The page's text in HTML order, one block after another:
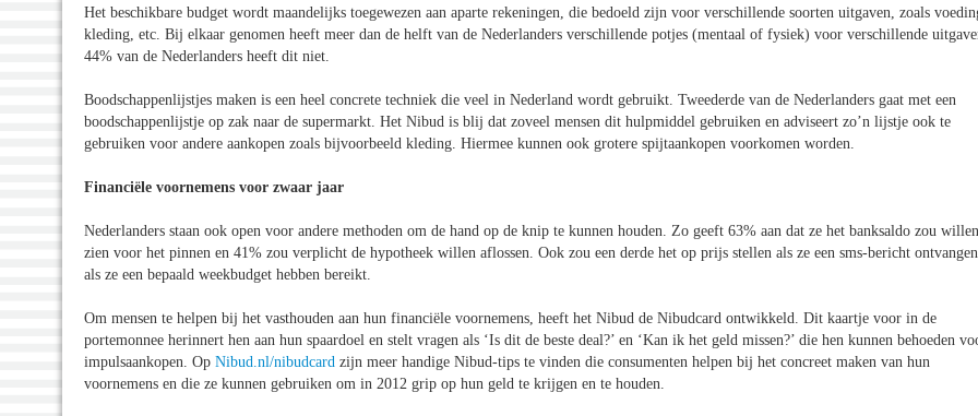
Het beschikbare budget wordt maandelijks toegewezen aan aparte rekeningen, die bedoeld zijn voor verschillende soorten uitgaven, zoals
kleding, etc. Bij elkaar genomen heeft meer dan de helft van de Nederlanders verschillende potjes (mentaal of fysiek) voor verschillende
44% van de Nederlanders heeft dit niet.
Boodschappenlijstjes maken is een heel concrete techniek die veel in Nederland wordt gebruikt. Tweederde van de Nederlanders gaat met een
boodschappenlijstje op zak naar de supermarkt. Het Nibud is blij dat zoveel mensen dit hulpmiddel gebruiken en adviseert zo’n lijstje ook te
gebruiken voor andere aankopen zoals bijvoorbeeld kleding. Hiermee kunnen ook grotere spijtaankopen voorkomen worden.
Financiële voornemens voor zwaar jaar
Nederlanders staan ook open voor andere methoden om de hand op de knip te kunnen houden. Zo geeft 63% aan dat ze het banksaldo zou willen
zien voor het pinnen en 41% zou verplicht de hypotheek willen aflossen. Ook zou een derde het op prijs stellen als ze een sms-bericht ontvangen
als ze een bepaald weekbudget hebben bereikt.
Om mensen te helpen bij het vasthouden aan hun financiële voornemens, heeft het Nibud de Nibudcard ontwikkeld. Dit kaartje voor in de
portemonnee herinnert hen aan hun spaardoel en stelt vragen als ‘Is dit de beste deal?’ en ‘Kan ik het geld missen?’ die hen kunnen behoeden
impulsaankopen. Op Nibud.nl/nibudcard zijn meer handige Nibud-tips te vinden die consumenten helpen bij het concreet maken van hun
voornemens en die ze kunnen gebruiken om in 2012 grip op hun geld te krijgen en te houden.